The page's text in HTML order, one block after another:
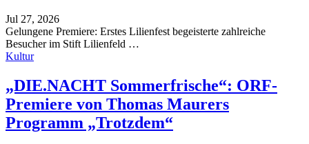
Jul 27, 2026
Gelungene Premiere: Erstes Lilienfest begeisterte zahlreiche
Besucher im Stift Lilienfeld …
Kultur
„DIE.NACHT Sommerfrische“: ORF-
Premiere von Thomas Maurers
Programm „Trotzdem“